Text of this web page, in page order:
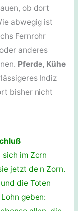
ob dort
abwegig ist
Fernrohr
anderes
Pferde, Kühe
Indiz
bisher nicht
sich im Zorn
jetzt dein Zorn.
die Toten
geben: